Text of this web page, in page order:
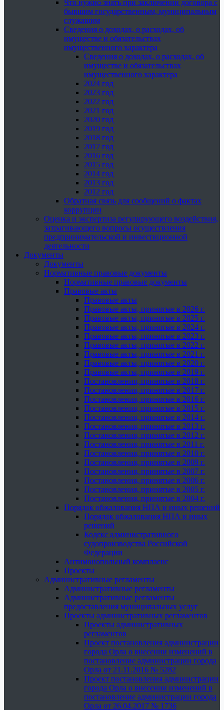
Что нужно знать при заключении договора с
бывшим государственным, муниципальным
служащим
Сведения о доходах, о расходах, об
имуществе и обязательствах
имущественного характера
Сведения о доходах, о расходах, об
имуществе и обязательствах
имущественного характера
2024 год
2023 год
2022 год
2021 год
2020 год
2019 год
2018 год
2017 год
2016 год
2015 год
2014 год
2013 год
2012 год
Обратная связь для сообщений о фактах
коррупции
Оценка и экспертиза регулирующего воздействия,
затрагивающего вопросы осуществления
предпринимательской и инвестиционной
деятельности
Документы
Документы
Нормативные правовые документы
Нормативные правовые документы
Правовые акты
Правовые акты
Правовые акты, принятые в 2026 г.
Правовые акты, принятые в 2025 г.
Правовые акты, принятые в 2024 г.
Правовые акты, принятые в 2023 г.
Правовые акты, принятые в 2022 г.
Правовые акты, принятые в 2021 г.
Правовые акты, принятые в 2020 г.
Правовые акты, принятые в 2019 г.
Постановления, принятые в 2018 г.
Постановления, принятые в 2017 г.
Постановления, принятые в 2016 г.
Постановления, принятые в 2015 г.
Постановления, принятые в 2014 г.
Постановления, принятые в 2013 г.
Постановления, принятые в 2012 г.
Постановления, принятые в 2011 г.
Постановления, принятые в 2010 г.
Постановления, принятые в 2009 г.
Постановления, принятые в 2007 г.
Постановления, принятые в 2006 г.
Постановления, принятые в 2005 г.
Постановления, принятые в 2004 г.
Порядок обжалования НПА и иных решений
Порядок обжалования НПА и иных
решений
Кодекс административного
судопроизводства Российской
Федерации
Антимонопольный комплаенс
Проекты
Административные регламенты
Административные регламенты
Административные регламенты
предоставления муниципальных услуг
Проекты административных регламентов
Проекты административных
регламентов
Проект постановления администрации
города Орла о внесении изменений в
постановление администрации города
Орла от 21.11.2016 № 5282
Проект постановления администрации
города Орла о внесении изменений в
постановление администрации города
Орла от 26.04.2017 № 1736